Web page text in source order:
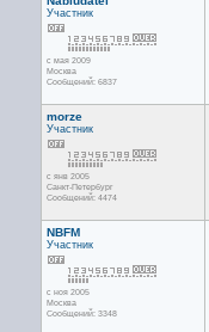
Участник
с мая 2009
Москва
Сообщений: 6837
morze
Участник
с янв 2005
Санкт-Петербург
Сообщений: 4474
NBFM
Участник
с ноя 2005
Москва
Сообщений: 3348